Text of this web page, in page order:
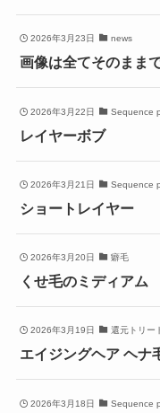
2026年3月23日 news
画像は全てそのままで
2026年3月22日 Sequence
レイヤーボブ
2026年3月21日 Sequence
ショートレイヤー
2026年3月20日 癖毛
くせ毛のミディアム
2026年3月19日 還元トリー
エイジングヘア ヘナ
2026年3月18日 Sequence